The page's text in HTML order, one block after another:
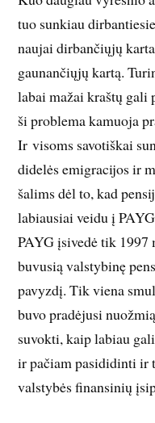
tuo sunkiau
naujai dirbančiųjų
gaunančiųjų kartą.
labai mažai kraštų gali
ši problema kamuoja
Ir visoms savotiškai
didelės emigracijos ir
šalims dėl to, kad
labiausiai veidu į
PAYG įsivedė tik
buvusią valstybinę
pavyzdį. Tik viena
buvo pradėjusi
suvokti, kaip labiau
ir pačiam pasididinti ir
valstybės finansinių